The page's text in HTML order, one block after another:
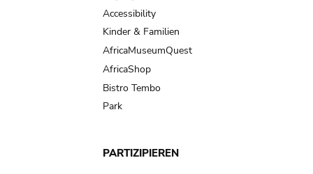
Accessibility
Kinder & Familien
AfricaMuseumQuest
AfricaShop
Bistro Tembo
Park
PARTIZIPIEREN